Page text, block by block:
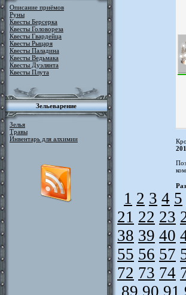
Описание приёмов
Руны
Квесты Берсерка
Квесты Головореза
Квесты Гвардейца
Квесты Рыцаря
Квесты Паладина
Квесты Ведьмака
Квесты Дуэлянта
Квесты Плута
Зельеварение
Зелья
Травы
Инвентарь для алхимии
1 2 3 4 5
21 22 23
38 39 40
55 56 57
72 73 74
89 90 91